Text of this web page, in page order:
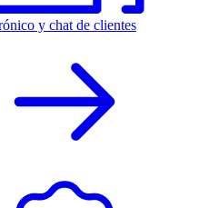
y chat de clientes